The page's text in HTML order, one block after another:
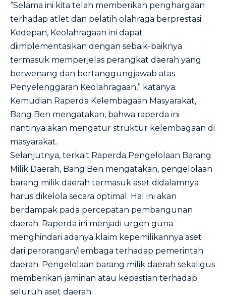
“Selama ini kita telah memberikan penghargaan
terhadap atlet dan pelatih olahraga berprestasi.
Kedepan, Keolahragaan ini dapat
diimplementasikan dengan sebaik-baiknya
termasuk memperjelas perangkat daerah yang
berwenang dan bertanggungjawab atas
Penyelenggaran Keolahragaan,” katanya.
Kemudian Raperda Kelembagaan Masyarakat,
Bang Ben mengatakan, bahwa raperda ini
nantinya akan mengatur struktur kelembagaan di
masyarakat.
Selanjutnya, terkait Raperda Pengelolaan Barang
Milik Daerah, Bang Ben mengatakan, pengelolaan
barang milik daerah termasuk aset didalamnya
harus dikelola secara optimal. Hal ini akan
berdampak pada percepatan pembangunan
daerah. Raperda ini menjadi urgen guna
menghindari adanya klaim kepemilikannya aset
dari perorangan/lembaga terhadap pemerintah
daerah. Pengelolaan barang milik daerah sekaligus
memberikan jaminan atau kepastian terhadap
seluruh aset daerah.